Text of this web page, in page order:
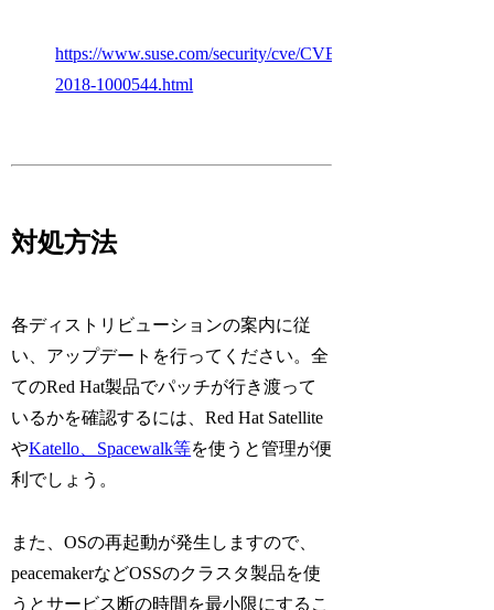
https://www.suse.com/security/cve/CVE-
2018-1000544.html
対処方法
各ディストリビューションの案内に従
い、アップデートを行ってください。全
てのRed Hat製品でパッチが行き渡って
いるかを確認するには、Red Hat Satellite
やKatello、Spacewalk等を使うと管理が便
利でしょう。
また、OSの再起動が発生しますので、
peacemakerなどOSSのクラスタ製品を使
うとサービス断の時間を最小限にするこ